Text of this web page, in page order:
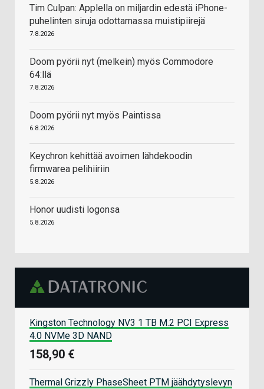
Tim Culpan: Applella on miljardin edestä iPhone-
puhelinten siruja odottamassa muistipiirejä
7.8.2026
Doom pyörii nyt (melkein) myös Commodore
64:llä
7.8.2026
Doom pyörii nyt myös Paintissa
6.8.2026
Keychron kehittää avoimen lähdekoodin
firmwarea pelihiiriin
5.8.2026
Honor uudisti logonsa
5.8.2026
Kingston Technology NV3 1 TB M.2 PCI Express
4.0 NVMe 3D NAND
158,90 €
Thermal Grizzly PhaseSheet PTM jäähdytyslevyn